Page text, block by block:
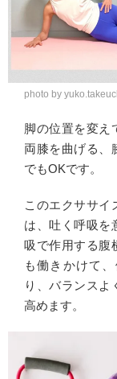
photo by
脚の位置を変え
両膝を曲げる、
でもOKです。
このエクササイ
は、吐く呼吸を
吸で作用する腹
も働きかけて
り、バランスよ
高めます。